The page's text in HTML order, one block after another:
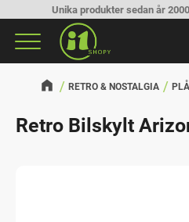
Meny
Unika produkter sedan år
RETRO & NOSTALGIA
Retro Bilskylt